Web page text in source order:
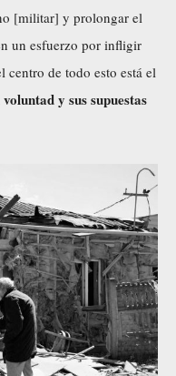
[militar] y prolongar el
un esfuerzo por infligir
centro de todo esto está el
y sus supuestas